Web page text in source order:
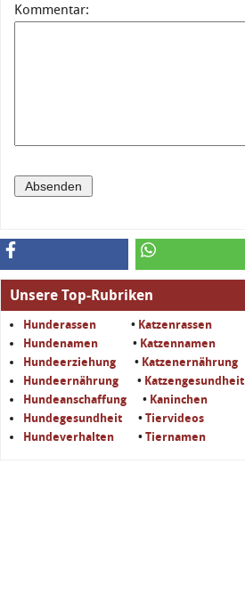
Kommentar:
Unsere Top-Rubriken
Hunderassen • Katzenrassen
Hundenamen
• Katzennamen
Hundeerziehung • Katzenernährung
Hundeernährung • Katzengesundheit
Hundeanschaffung • Kaninchen
Hundegesundheit • Tiervideos
Hundeverhalten • Tiernamen